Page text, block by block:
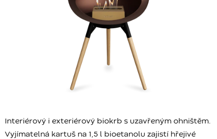
Interiérový i exteriérový biokrb s uzavřeným ohništěm.
Vyjímatelná kartuš na 1,5 l bioetanolu zajistí hřejivé